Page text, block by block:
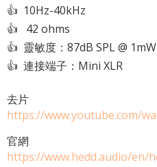
👍 10Hz-40kHz
👍 42 ohms
👍 靈敏度：87dB SPL @ 1mW
👍 連接端子：Mini XLR
去片
https://www.youtube.com/
官網
https://www.hedd.audio/en/